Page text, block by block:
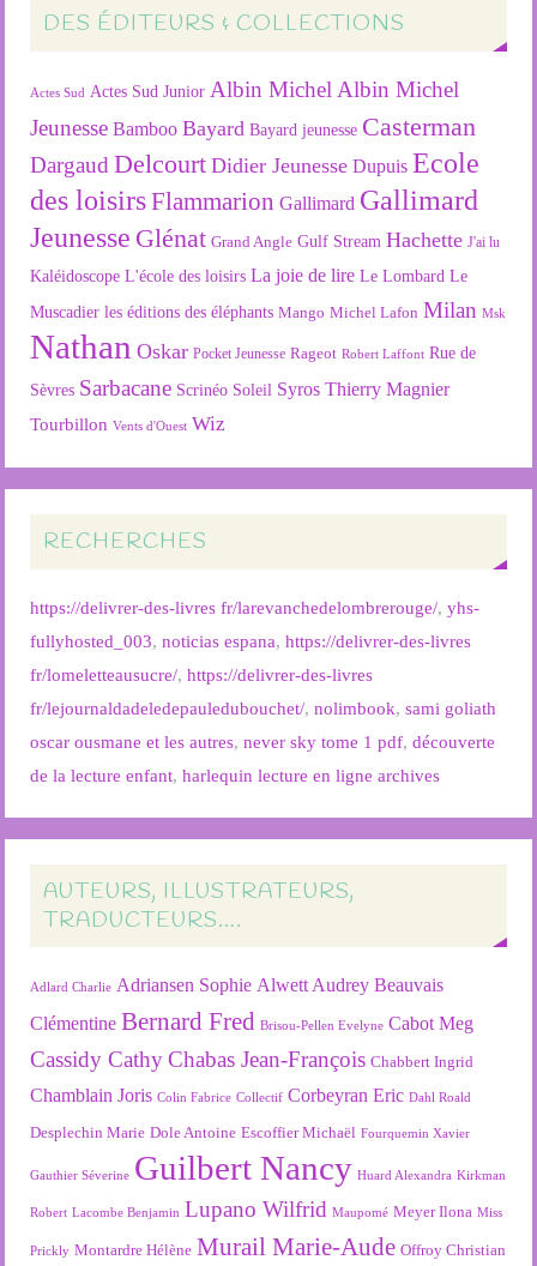
DES ÉDITEURS & COLLECTIONS
Actes Sud Actes Sud Junior Albin Michel Albin Michel
Jeunesse Bamboo Bayard Bayard jeunesse Casterman
Dargaud Delcourt Didier Jeunesse Dupuis Ecole
des loisirsFlammarion Gallimard Gallimard
Jeunesse Glénat Grand Angle Gulf Stream Hachette J'ai lu
Kaléidoscope L'école des loisirs La joie de lire Le Lombard Le
Muscadier les éditions des éléphants Mango Michel Lafon Milan Msk
Nathan Oskar Pocket Jeunesse Rageot Robert Laffont Rue de
Sèvres Sarbacane Scrinéo Soleil Syros Thierry Magnier
Tourbillon Vents d'Ouest Wiz
RECHERCHES
https://delivrer-des-livres fr/larevanchedelombrerouge/,yhs-
fullyhosted_003,noticias espana,https://delivrer-des-livres
fr/lomeletteausucre/,https://delivrer-des-livres
fr/lejournaldadeledepauledubouchet/,nolimbook,sami goliath
oscar ousmane et les autres,never sky tome 1 pdf,découverte
de la lecture enfant,harlequin lecture en ligne archives
AUTEURS, ILLUSTRATEURS,
TRADUCTEURS….
Adlard Charlie Adriansen Sophie Alwett Audrey Beauvais
Clémentine Bernard Fred Brisou-Pellen Evelyne Cabot Meg
Cassidy Cathy Chabas Jean-François Chabbert Ingrid
Chamblain Joris Colin Fabrice Collectif Corbeyran Eric Dahl Roald
Desplechin Marie Dole Antoine Escoffier Michaël Fourquemin Xavier
Gauthier Séverine Guilbert Nancy Huard Alexandra Kirkman
Robert Lacombe Benjamin Lupano Wilfrid Maupomé Meyer Ilona Miss
Prickly Montardre Hélène Murail Marie-Aude Offroy Christian